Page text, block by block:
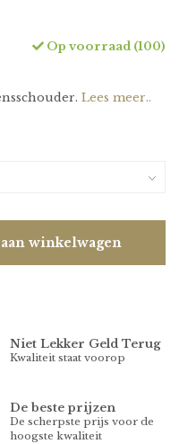
Op voorraad (100)
Lees meer..
winkelwagen
Niet Lekker Geld Terug
Kwaliteit staat voorop
De beste prijzen
De scherpste prijs voor de
hoogste kwaliteit